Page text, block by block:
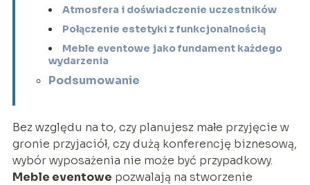
Atmosfera i doświadczenie uczestników
Połączenie estetyki z funkcjonalnością
Meble eventowe jako fundament każdego
wydarzenia
Podsumowanie
Bez względu na to, czy planujesz małe przyjęcie w
gronie przyjaciół, czy dużą konferencję biznesową,
wybór wyposażenia nie może być przypadkowy.
Meble eventowe pozwalają na stworzenie